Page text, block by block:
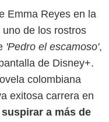
Emma Reyes en la
de los rostros
'Pedro el escamoso',
de Disney+.
colombiana
exitosa carrera en
a más de